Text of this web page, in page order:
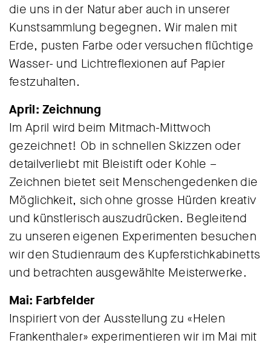
die uns in der Natur aber auch in unserer
Kunstsammlung begegnen. Wir malen mit
Erde, pusten Farbe oder versuchen flüchtige
Wasser- und Lichtreflexionen auf Papier
festzuhalten.
April: Zeichnung
Im April wird beim Mitmach-Mittwoch
gezeichnet! Ob in schnellen Skizzen oder
detailverliebt mit Bleistift oder Kohle –
Zeichnen bietet seit Menschengedenken die
Möglichkeit, sich ohne grosse Hürden kreativ
und künstlerisch auszudrücken. Begleitend
zu unseren eigenen Experimenten besuchen
wir den Studienraum des Kupferstichkabinetts
und betrachten ausgewählte Meisterwerke.
Mai: Farbfelder
Inspiriert von der Ausstellung zu «Helen
Frankenthaler» experimentieren wir im Mai mit